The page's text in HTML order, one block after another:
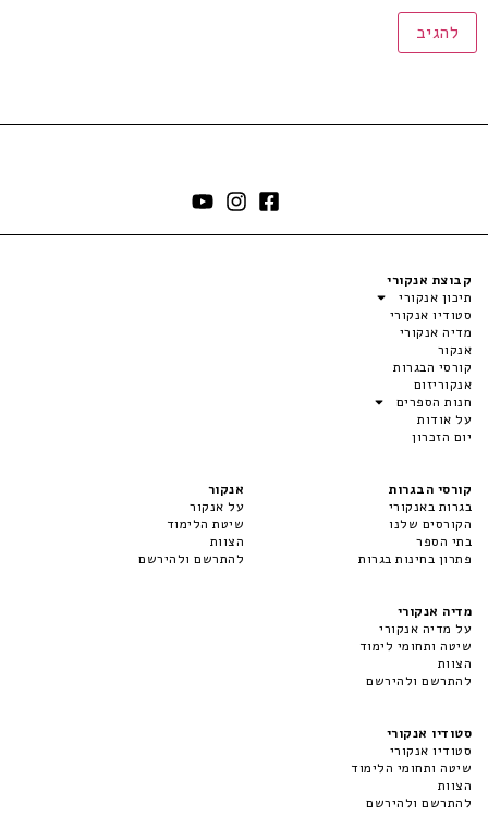
קבוצת אנקורי
תיכון אנקורי
סטודיו אנקורי
מדיה אנקורי
אנקור
קורסי הבגרות
אנקוריזום
חנות הספרים
על אודות
יום הזכרון
קורסי הבגרות
בגרות באנקורי
הקורסים שלנו
בתי הספר
פתרון בחינות בגרות
אנקור
על אנקור
שיטת הלימוד
הצוות
להתרשם ולהירשם
מדיה אנקורי
על מדיה אנקורי
שיטה ותחומי לימוד
הצוות
להתרשם ולהירשם
סטודיו אנקורי
סטודיו אנקורי
שיטה ותחומי הלימוד
הצוות
להתרשם ולהירשם